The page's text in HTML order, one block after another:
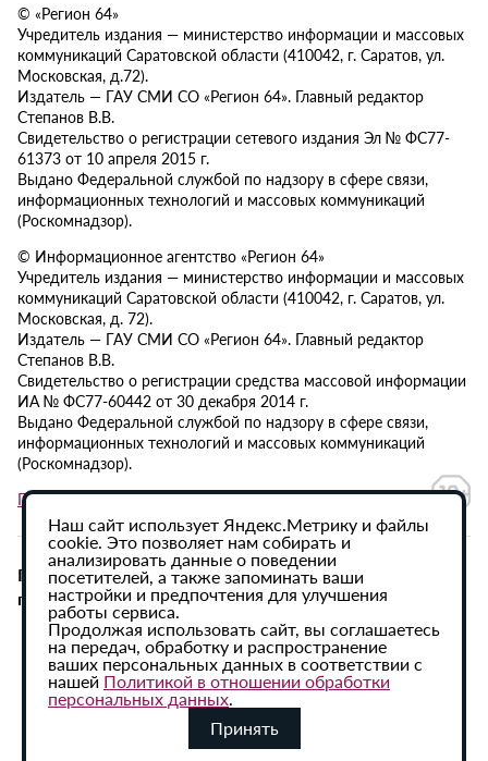
© «Регион 64»
Учредитель издания — министерство информации и массовых
коммуникаций Саратовской области (410042, г. Саратов, ул.
Московская, д.72).
Издатель — ГАУ СМИ СО «Регион 64». Главный редактор
Степанов В.В.
Свидетельство о регистрации сетевого издания Эл № ФС77-
61373 от 10 апреля 2015 г.
Выдано Федеральной службой по надзору в сфере связи,
информационных технологий и массовых коммуникаций
(Роскомнадзор).
© Информационное агентство «Регион 64»
Учредитель издания — министерство информации и массовых
коммуникаций Саратовской области (410042, г. Саратов, ул.
Московская, д. 72).
Издатель — ГАУ СМИ СО «Регион 64». Главный редактор
Степанов В.В.
Свидетельство о регистрации средства массовой информации
ИА № ФС77-60442 от 30 декабря 2014 г.
Выдано Федеральной службой по надзору в сфере связи,
информационных технологий и массовых коммуникаций
(Роскомнадзор).
Политика в отношении обработки персональных данных
При использовании материалов сайта активная
гиперссылка на ИА «Регион 64» обязательна.
Наш сайт использует Яндекс.Метрику и файлы
cookie. Это позволяет нам собирать и
анализировать данные о поведении
посетителей, а также запоминать ваши
настройки и предпочтения для улучшения
работы сервиса.
Продолжая использовать сайт, вы соглашаетесь
на передач, обработку и распространение
ваших персональных данных в соответствии с
нашей Политикой в отношении обработки
персональных данных.
Принять